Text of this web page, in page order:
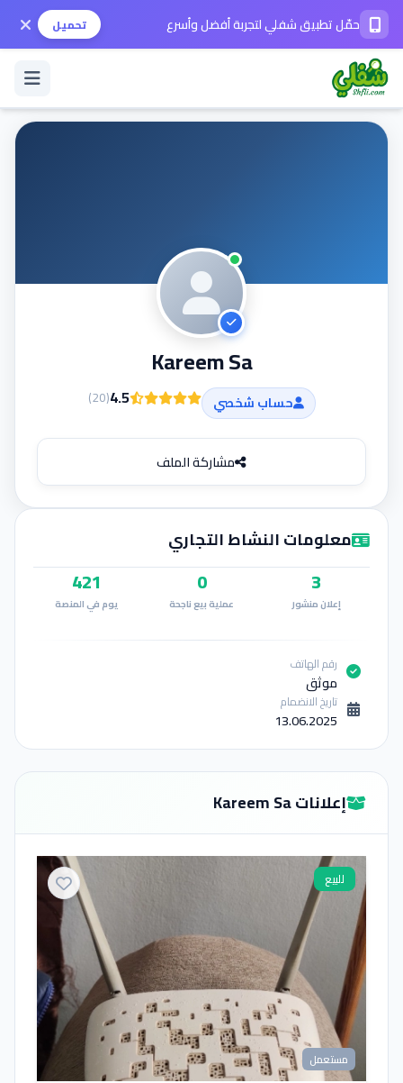
حمّل تطبيق شفلي لتجربة أفضل وأسرع تحميل
حمّل التطبيق
إضافة إعلان
Kareem Sa
حساب شخصي 4.5
(
20
)
مشاركة الملف
معلومات النشاط التجاري
3
إعلان منشور
0
عملية بيع ناجحة
421
يوم في المنصة
رقم الهاتف
موثق
تاريخ الانضمام
13.06.2025
إعلانات Kareem Sa
للبيع
مستعمل